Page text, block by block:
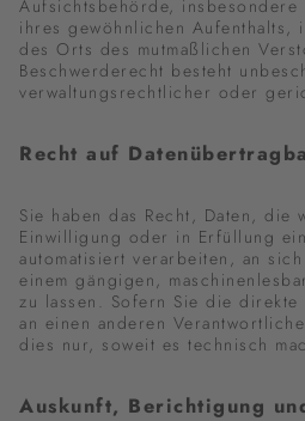
Aufsichtsbehörde, insbesondere
ihres gewöhnlichen Aufenthalts,
des Orts des mutmaßlichen
Beschwerderecht besteht
verwaltungsrechtlicher oder
Recht auf
Sie haben das Recht, Daten, die
Einwilligung oder in Erfüllung
automatisiert verarbeiten, an
einem gängigen,
zu lassen. Sofern Sie die direkte
an einen anderen
dies nur, soweit es technisch
Auskunft, Berichtigung